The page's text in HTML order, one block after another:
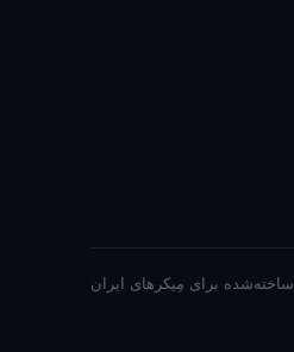
ساخته‌شده برای مِیکرهای ایران